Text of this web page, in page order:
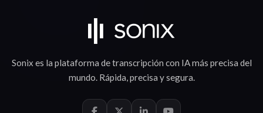
Sonix es la plataforma detranscripción con IAmás precisa del
mundo. Rápida,precisa ysegura.